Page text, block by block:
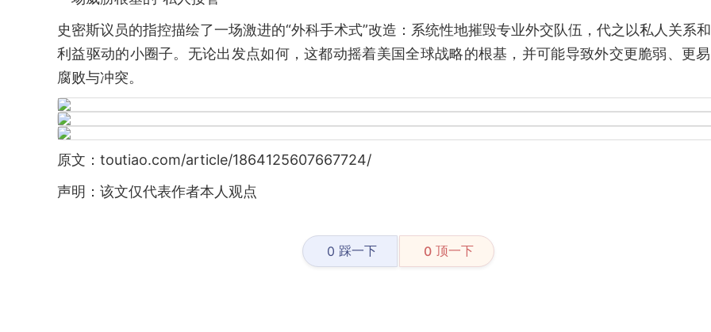
史密斯议员的指控描绘了一场激进的“外科手术式”改造：系统性地摧毁专业外交队伍，代之以私人关系
利益驱动的小圈子。无论出发点如何，这都动摇着美国全球战略的根基，并可能导致外交更脆弱、更
腐败与冲突。
原文：toutiao.com/article/1864125607667724/
声明：该文仅代表作者本人观点
0 踩一下 0 顶一下